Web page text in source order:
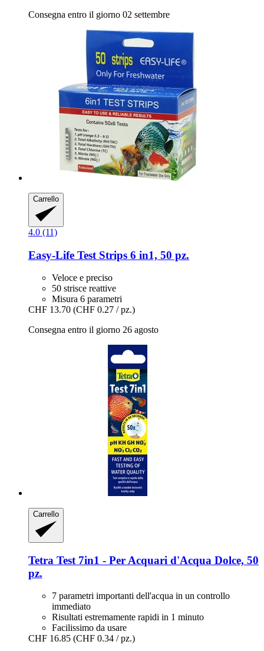
Consegna entro il giorno 02 settembre
Carrello
4.0 (11)
Easy-Life Test Strips 6 in1, 50 pz.
Veloce e preciso
50 strisce reattive
Misura 6 parametri
CHF 13.70 (CHF 0.27 / pz.)
Consegna entro il giorno 26 agosto
Carrello
Tetra Test 7in1 -​ Per Acquari d'Acqua Dolce, 50
pz.
7 parametri importanti dell'acqua in un controllo
immediato
Risultati estremamente rapidi in 1 minuto
Facilissimo da usare
CHF 16.85 (CHF 0.34 / pz.)